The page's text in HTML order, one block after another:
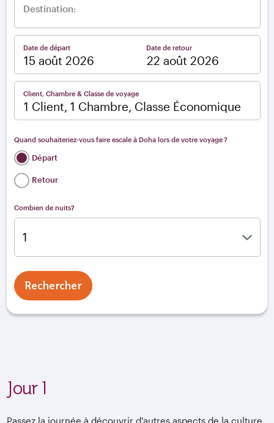
Destination:
Date de départ Date de retour
Client, Chambre & Classe de voyage
1 Client, 1 Chambre, Classe Économique
Quand souhaiteriez-vous faire escale à Doha lors de votre voyage ?
Départ
Retour
Combien de nuits?
Rechercher
Jour 1
Passez la journée à découvrir d'autres aspects de la culture